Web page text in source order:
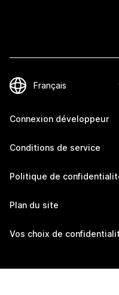
Connexion développeur
Conditions de service
Politique de
Plan du site
Vos choix de